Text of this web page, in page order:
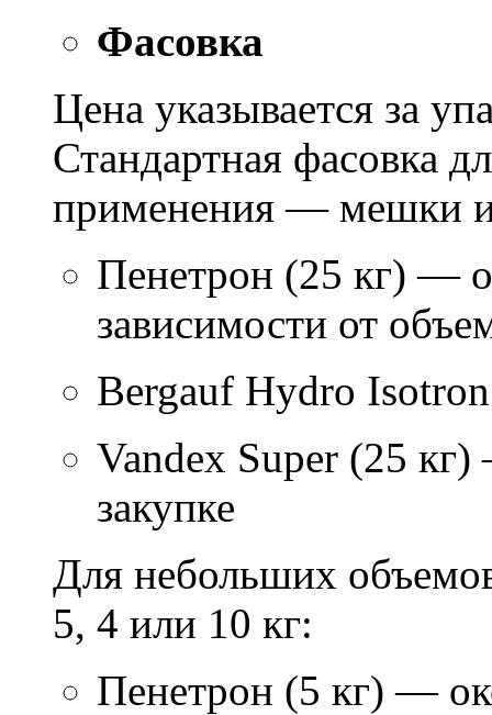
Фасовка
Цена указывается за
Стандартная фасовка
применения — мешки
Пенетрон (25 кг) —
зависимости от
Bergauf Hydro
Vandex Super (25
закупке
Для небольших
5, 4 или 10 кг:
Пенетрон (5 кг) —